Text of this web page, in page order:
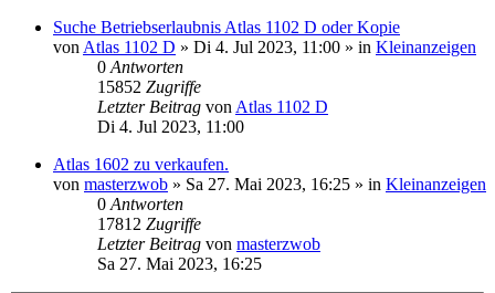
Suche Betriebserlaubnis Atlas 1102 D oder Kopie
von Atlas 1102 D » Di 4. Jul 2023, 11:00 » in Kleinanzeigen
0 Antworten
15852 Zugriffe
Letzter Beitrag von Atlas 1102 D
Di 4. Jul 2023, 11:00
Atlas 1602 zu verkaufen.
von masterzwob » Sa 27. Mai 2023, 16:25 » in Kleinanzeigen
0 Antworten
17812 Zugriffe
Letzter Beitrag von masterzwob
Sa 27. Mai 2023, 16:25